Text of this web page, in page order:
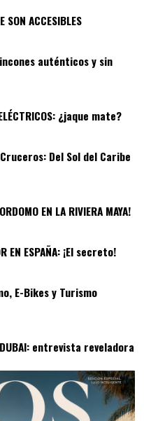
SON ACCESIBLES
auténticos y sin
¿jaque mate?
06
Del Sol del Caribe
EN LA RIVIERA MAYA!
08
EN ESPAÑA: ¡El secreto!
09
E-Bikes y Turismo
DUBAI: entrevista reveladora